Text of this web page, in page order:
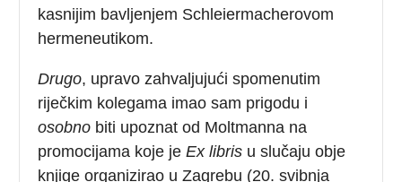
kasnijim bavljenjem Schleiermacherovom
hermeneutikom.
Drugo, upravo zahvaljujući spomenutim
riječkim kolegama imao sam prigodu i
osobno biti upoznat od Moltmanna na
promocijama koje jeEx libris u slučaju obje
knjige organizirao u Zagrebu (20. svibnja